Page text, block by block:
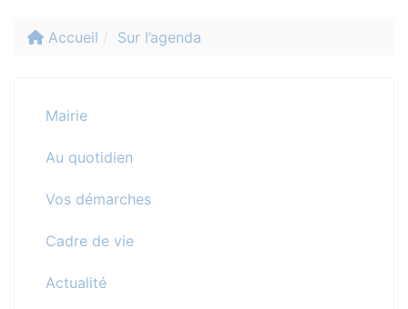
Accueil Sur l’agenda
Mairie
Au quotidien
Vos démarches
Cadre de vie
Actualité